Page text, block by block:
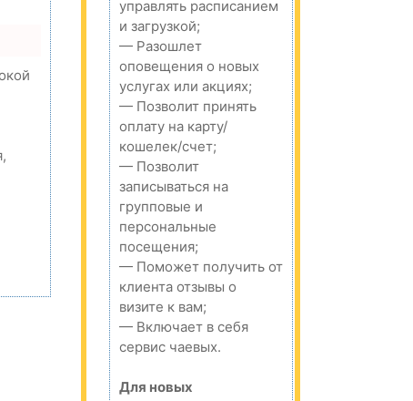
управлять расписанием
и загрузкой;
— Разошлет
оповещения о новых
услугах или акциях;
— Позволит принять
оплату на карту/
кошелек/счет;
— Позволит
записываться на
групповые и
персональные
посещения;
— Поможет получить от
клиента отзывы о
визите к вам;
— Включает в себя
сервис чаевых.
Для новых